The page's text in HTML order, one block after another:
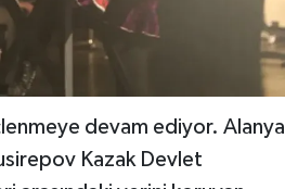
devam ediyor. Alanya
Kazak Devlet